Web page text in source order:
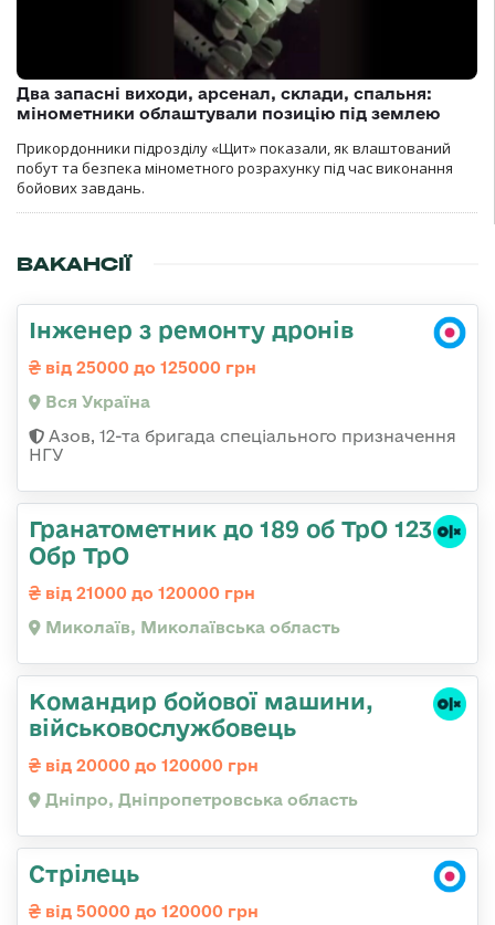
Два запасні виходи, арсенал, склади, спальня:
мінометники облаштували позицію під землею
Прикордонники підрозділу «Щит» показали, як влаштований
побут та безпека мінометного розрахунку під час виконання
бойових завдань.
ВАКАНСІЇ
Інженер з ремонту дронів
від 25000 до 125000 грн
Вся Україна
Азов, 12-та бригада спеціального призначення
НГУ
Гранатометник до 189 об ТрО 123
Обр ТрО
від 21000 до 120000 грн
Миколаїв, Миколаївська область
Командир бойової машини,
військовослужбовець
від 20000 до 120000 грн
Дніпро, Дніпропетровська область
Стрілець
від 50000 до 120000 грн